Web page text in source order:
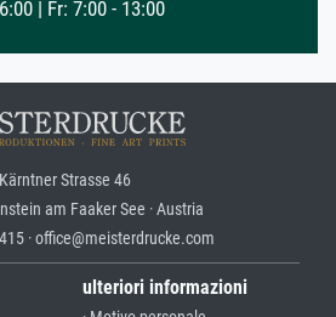
| Fr: 7:00 - 13:00
Kärntner Strasse 46
am Faaker See · Austria
· office@meisterdrucke.com
ulteriori informazioni